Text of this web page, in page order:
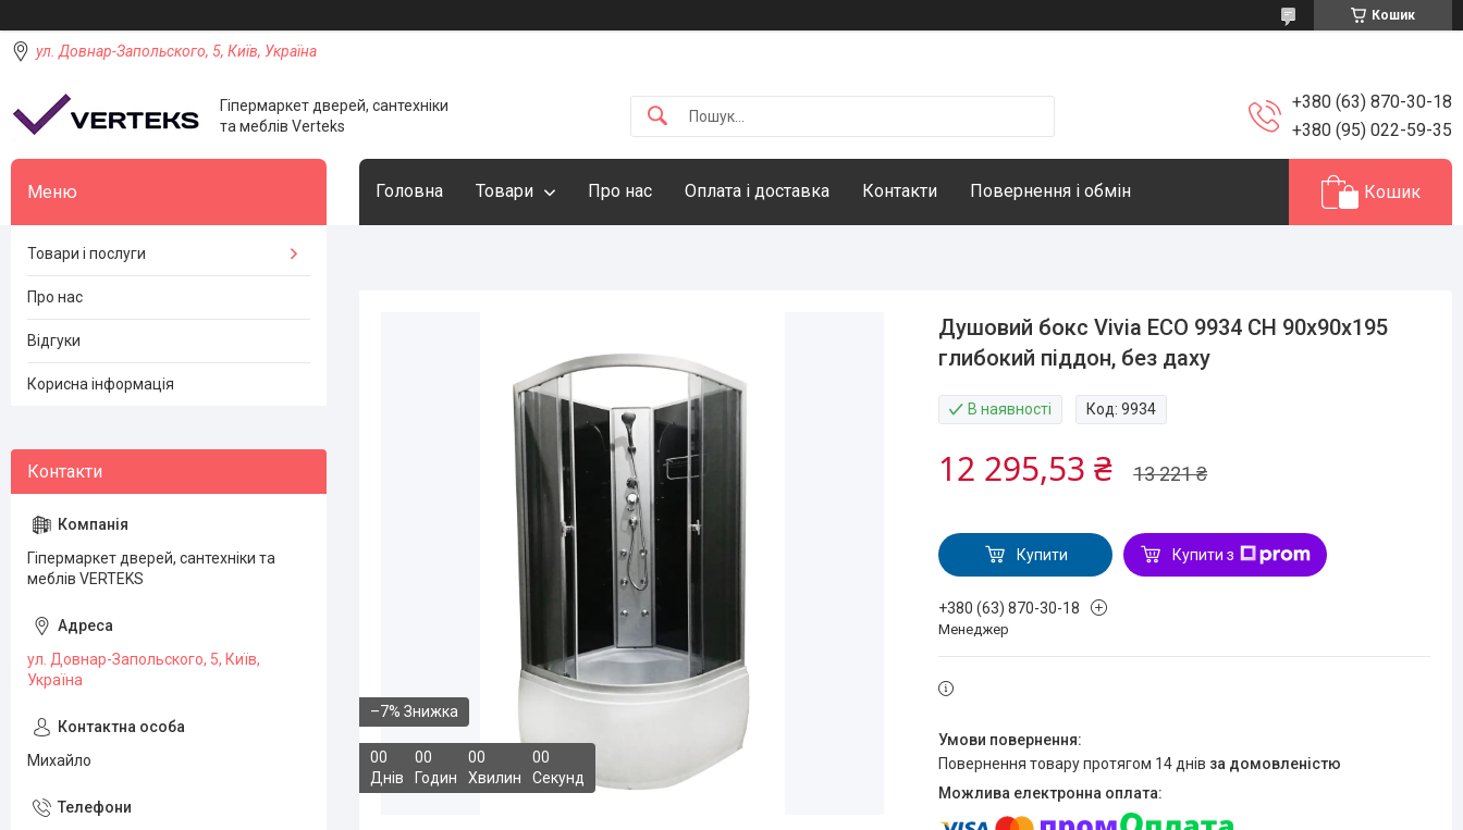
Кошик
ул. Довнар-Запольского, 5, Київ, Україна
Гіпермаркет дверей, сантехніки
та меблів Verteks
+380 (63) 870-30-18
+380 (95) 022-59-35
Головна Товари Про нас Оплата і доставка Контакти Повернення і обмін Кошик
–7%
00
Днів
00
Годин
00
Хвилин
00
Секунд
Душовий бокс Vivia ECO 9934 CH 90x90x195
глибокий піддон, без даху
В наявності Код:9934
13 221 ₴
12 295,53 ₴
Купити Купити з
+380 (63) 870-30-18
Менеджер
повернення товару протягом 14 днів за домовленістю
Товари і послуги
Про нас
Відгуки
Корисна інформація
Гіпермаркет дверей, сантехніки та
меблів VERTEKS
ул. Довнар-Запольского, 5, Київ,
Україна
Михайло